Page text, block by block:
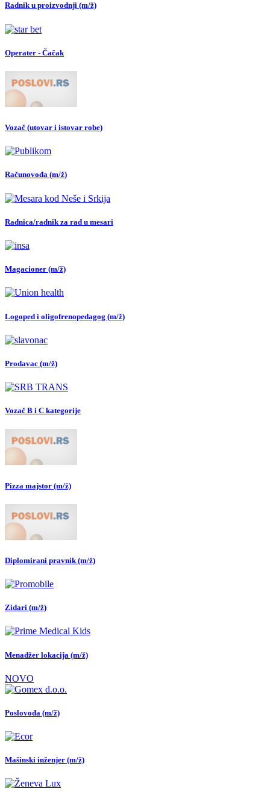
Radnik u proizvodnji (m/ž)
Operater - Čačak
Vozač (utovar i istovar robe)
Računovođa (m/ž)
Radnica/radnik za rad u mesari
Magacioner (m/ž)
Logoped i oligofrenopedagog (m/ž)
Prodavac (m/ž)
Vozač B i C kategorije
Pizza majstor (m/ž)
Diplomirani pravnik (m/ž)
Zidari (m/ž)
Menadžer lokacija (m/ž)
NOVO
Poslovođa (m/ž)
Mašinski inženjer (m/ž)